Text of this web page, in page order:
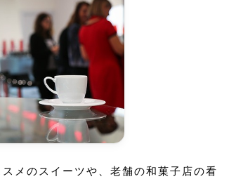
メのスイーツや、老舗の和菓子店の看